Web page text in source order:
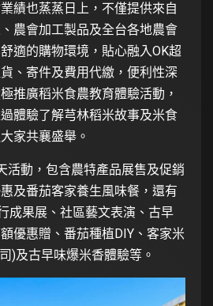
績也蒸蒸日上，不僅提供來自
農會加工製品及全台各地農會
適的購物環境，貼心融入OK超
、寄件及費用代繳，便利性深
推廣稻米食農教育體驗活動，
體驗了解芎林稻米故事及米食
家共襄盛舉。
活動，包含農特產品展售及促銷
及番茄客家養生風味餐，還有
成果展、社區藝文表演、古早
優惠贈、番茄種植DIY、客家米
)及古早味爆米香體驗等。